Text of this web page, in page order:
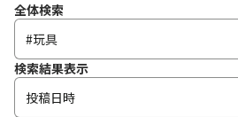
全体検索
検索結果表示
投稿日時